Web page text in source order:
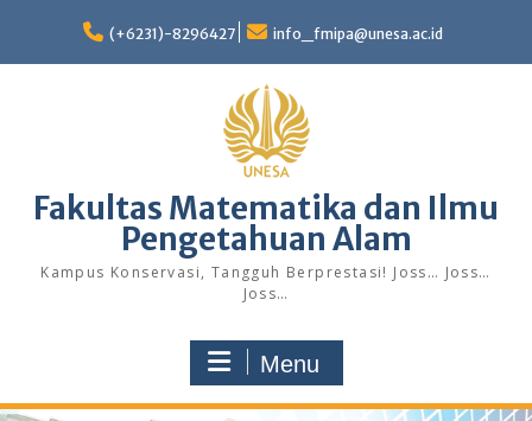
content
(+6231)-8296427 info_fmipa@unesa.ac.id
Fakultas Matematika dan Ilmu
Pengetahuan Alam
Kampus Konservasi, Tangguh Berprestasi! Joss… Joss…
Joss…
Menu